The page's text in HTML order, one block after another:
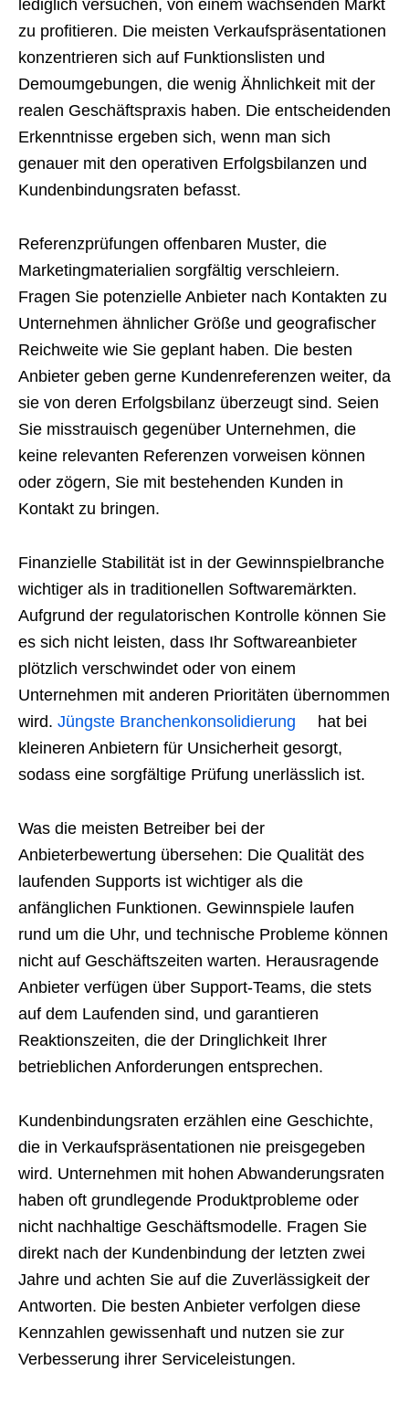
lediglich versuchen, von einem wachsenden Markt
zu profitieren. Die meisten Verkaufspräsentationen
konzentrieren sich auf Funktionslisten und
Demoumgebungen, die wenig Ähnlichkeit mit der
realen Geschäftspraxis haben. Die entscheidenden
Erkenntnisse ergeben sich, wenn man sich
genauer mit den operativen Erfolgsbilanzen und
Kundenbindungsraten befasst.
Referenzprüfungen offenbaren Muster, die
Marketingmaterialien sorgfältig verschleiern.
Fragen Sie potenzielle Anbieter nach Kontakten zu
Unternehmen ähnlicher Größe und geografischer
Reichweite wie Sie geplant haben. Die besten
Anbieter geben gerne Kundenreferenzen weiter, da
sie von deren Erfolgsbilanz überzeugt sind. Seien
Sie misstrauisch gegenüber Unternehmen, die
keine relevanten Referenzen vorweisen können
oder zögern, Sie mit bestehenden Kunden in
Kontakt zu bringen.
Finanzielle Stabilität ist in der Gewinnspielbranche
wichtiger als in traditionellen Softwaremärkten.
Aufgrund der regulatorischen Kontrolle können Sie
es sich nicht leisten, dass Ihr Softwareanbieter
plötzlich verschwindet oder von einem
Unternehmen mit anderen Prioritäten übernommen
wird. Jüngste Branchenkonsolidierung
hat bei
kleineren Anbietern für Unsicherheit gesorgt,
sodass eine sorgfältige Prüfung unerlässlich ist.
Was die meisten Betreiber bei der
Anbieterbewertung übersehen: Die Qualität des
laufenden Supports ist wichtiger als die
anfänglichen Funktionen. Gewinnspiele laufen
rund um die Uhr, und technische Probleme können
nicht auf Geschäftszeiten warten. Herausragende
Anbieter verfügen über Support-Teams, die stets
auf dem Laufenden sind, und garantieren
Reaktionszeiten, die der Dringlichkeit Ihrer
betrieblichen Anforderungen entsprechen.
Kundenbindungsraten erzählen eine Geschichte,
die in Verkaufspräsentationen nie preisgegeben
wird. Unternehmen mit hohen Abwanderungsraten
haben oft grundlegende Produktprobleme oder
nicht nachhaltige Geschäftsmodelle. Fragen Sie
direkt nach der Kundenbindung der letzten zwei
Jahre und achten Sie auf die Zuverlässigkeit der
Antworten. Die besten Anbieter verfolgen diese
Kennzahlen gewissenhaft und nutzen sie zur
Verbesserung ihrer Serviceleistungen.